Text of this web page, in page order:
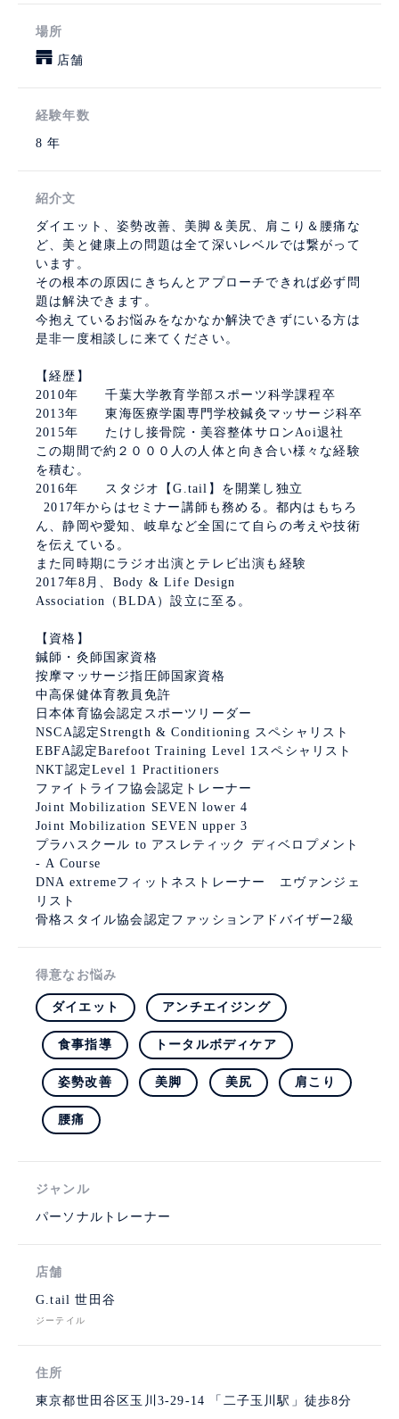
場所
店舗
経験年数
8 年
紹介文
ダイエット、姿勢改善、美脚＆美尻、肩こり＆腰痛な
ど、美と健康上の問題は全て深いレベルでは繋がって
います。
その根本の原因にきちんとアプローチできれば必ず問
題は解決できます。
今抱えているお悩みをなかなか解決できずにいる方は
是非一度相談しに来てください。
【経歴】
2010年 千葉大学教育学部スポーツ科学課程卒
2013年 東海医療学園専門学校鍼灸マッサージ科卒
2015年 たけし接骨院・美容整体サロンAoi退社
この期間で約２０００人の人体と向き合い様々な経験
を積む。
2016年 スタジオ【G.tail】を開業し独立
2017年からはセミナー講師も務める。都内はもちろ
ん、静岡や愛知、岐阜など全国にて自らの考えや技術
を伝えている。
また同時期にラジオ出演とテレビ出演も経験
2017年8月、Body & Life Design
Association（BLDA）設立に至る。
【資格】
鍼師・灸師国家資格
按摩マッサージ指圧師国家資格
中高保健体育教員免許
日本体育協会認定スポーツリーダー
NSCA認定Strength & Conditioning スペシャリスト
EBFA認定Barefoot Training Level 1スペシャリスト
NKT認定Level 1 Practitioners
ファイトライフ協会認定トレーナー
Joint Mobilization SEVEN lower 4
Joint Mobilization SEVEN upper 3
プラハスクール to アスレティック ディベロプメント
- A Course
DNA extremeフィットネストレーナー エヴァンジェ
リスト
骨格スタイル協会認定ファッションアドバイザー2級
得意なお悩み
ダイエット アンチエイジング
食事指導 トータルボディケア
姿勢改善 美脚 美尻 肩こり
腰痛
ジャンル
パーソナルトレーナー
店舗
G.tail 世田谷
ジーテイル
住所
東京都世田谷区玉川3-29-14 「二子玉川駅」徒歩8分